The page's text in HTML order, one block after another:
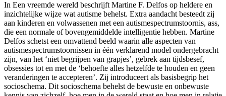
In Een vreemde wereld beschrijft Martine F. Delfos op heldere en
inzichtelijke wijze wat autisme behelst. Extra aandacht besteedt zij
aan kinderen en volwassenen met een autismespectrumstoornis, ass,
die een normale of bovengemiddelde intelligentie hebben. Martine
Delfos schetst een omvattend beeld waarin alle aspecten van
autismespectrumstoornissen in één verklarend model ondergebracht
zijn, van het ‘niet begrijpen van grapjes’, gebrek aan tijdsbesef,
obsessies tot en met de ‘behoefte alles hetzelfde te houden en geen
veranderingen te accepteren’. Zij introduceert als basisbegrip het
socioschema. Dit socioschema behelst de bewuste en onbewuste